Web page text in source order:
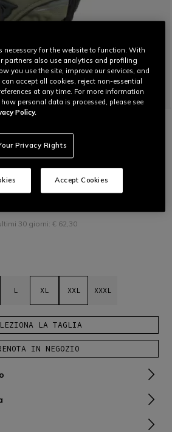
GUANTI MOTO
con membrana impermeabile D-
tek in PU viscoelastico sulle nocche.
di breve/medio raggio.
30 giorni: € 62,30
L XL XXL XXXL
LA TAGLIA
IN NEGOZIO
necessary for the website to function. With
partners also use analytics and profiling
you use the site, improve our services, and
accept all cookies, reject non-essential
at any time. For more information
personal data is processed, please see
Policy.
Privacy Rights
Accept Cookies